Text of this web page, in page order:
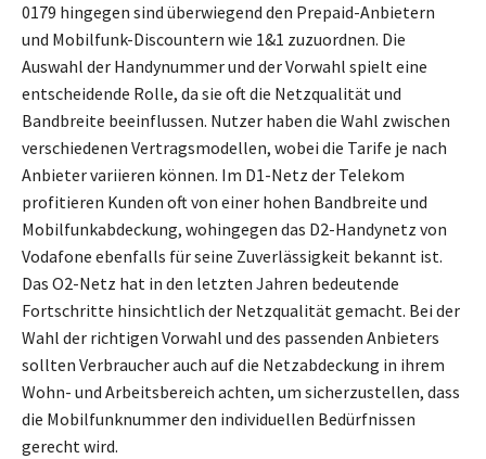
0179 hingegen sind überwiegend den Prepaid-Anbietern
und Mobilfunk-Discountern wie 1&1 zuzuordnen. Die
Auswahl der Handynummer und der Vorwahl spielt eine
entscheidende Rolle, da sie oft die Netzqualität und
Bandbreite beeinflussen. Nutzer haben die Wahl zwischen
verschiedenen Vertragsmodellen, wobei die Tarife je nach
Anbieter variieren können. Im D1-Netz der Telekom
profitieren Kunden oft von einer hohen Bandbreite und
Mobilfunkabdeckung, wohingegen das D2-Handynetz von
Vodafone ebenfalls für seine Zuverlässigkeit bekannt ist.
Das O2-Netz hat in den letzten Jahren bedeutende
Fortschritte hinsichtlich der Netzqualität gemacht. Bei der
Wahl der richtigen Vorwahl und des passenden Anbieters
sollten Verbraucher auch auf die Netzabdeckung in ihrem
Wohn- und Arbeitsbereich achten, um sicherzustellen, dass
die Mobilfunknummer den individuellen Bedürfnissen
gerecht wird.